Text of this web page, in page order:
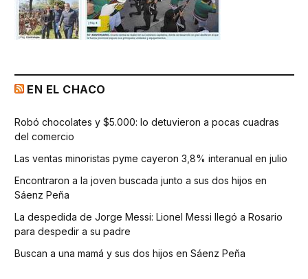
EN EL CHACO
Robó chocolates y $5.000: lo detuvieron a pocas cuadras
del comercio
Las ventas minoristas pyme cayeron 3,8% interanual en julio
Encontraron a la joven buscada junto a sus dos hijos en
Sáenz Peña
La despedida de Jorge Messi: Lionel Messi llegó a Rosario
para despedir a su padre
Buscan a una mamá y sus dos hijos en Sáenz Peña